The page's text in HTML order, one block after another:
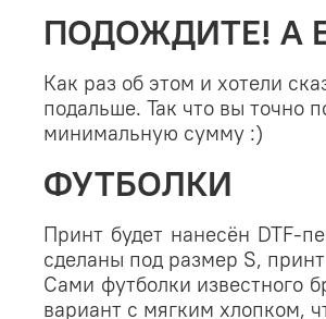
ПОДОЖДИТЕ! А
Как раз об этом и хотели
подальше. Так что вы точно
минимальную сумму :)
ФУТБОЛКИ
Принт будет нанесён DTF-
сделаны под размер S,
Сами футболки известного
вариант с мягким хлопком,